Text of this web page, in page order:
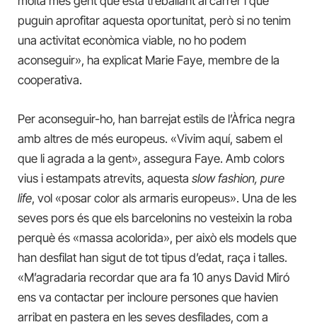
puguin aprofitar aquesta oportunitat, però si no tenim
una activitat econòmica viable, no ho podem
aconseguir», ha explicat Marie Faye, membre de la
cooperativa.
Per aconseguir-ho, han barrejat estils de l’Àfrica negra
amb altres de més europeus. «Vivim aquí, sabem el
que li agrada a la gent», assegura Faye. Amb colors
vius i estampats atrevits, aquesta slow fashion, pure
life, vol «posar color als armaris europeus». Una de les
seves pors és que els barcelonins no vesteixin la roba
perquè és «massa acolorida», per això els models que
han desfilat han sigut de tot tipus d’edat, raça i talles.
«M’agradaria recordar que ara fa 10 anys David Miró
ens va contactar per incloure persones que havien
arribat en pastera en les seves desfilades, com a